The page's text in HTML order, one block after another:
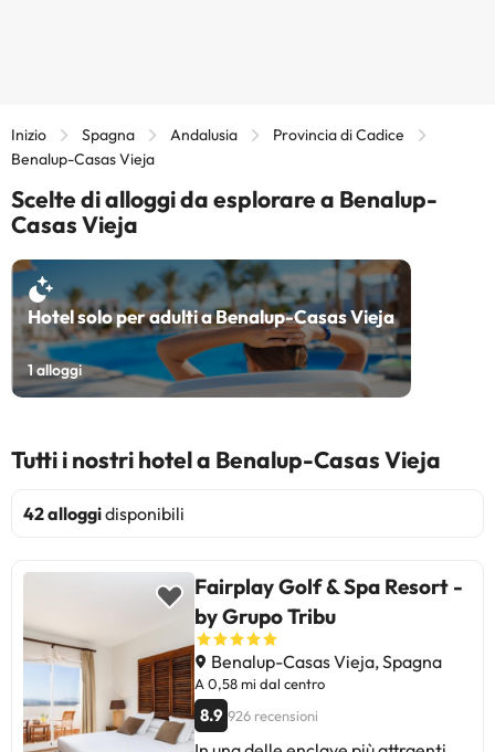
Inizio Spagna Andalusia
Provincia di Cadice
Benalup-Casas Vieja
Scelte di alloggi da esplorare a Benalup-
Casas Vieja
Hotel solo per adulti a Benalup-Casas Vieja
1alloggi
Tutti i nostri hotel a Benalup-Casas Vieja
42 alloggidisponibili
Fairplay Golf & Spa Resort -
by Grupo Tribu
Benalup-Casas Vieja, Spagna
A 0,58 mi dal centro
8.9 926 recensioni